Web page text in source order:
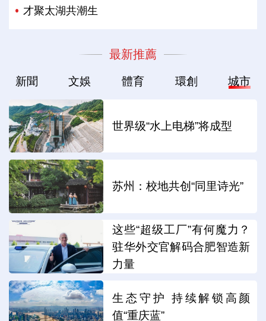
才聚太湖共潮生
最新推薦
新聞 文娛 體育 環創 城市
世界级“水上电梯”将成型
苏州：校地共创“同里诗光”
这些“超级工厂”有何魔力？
驻华外交官解码合肥智造新
力量
生态守护 持续解锁高颜
值“重庆蓝”